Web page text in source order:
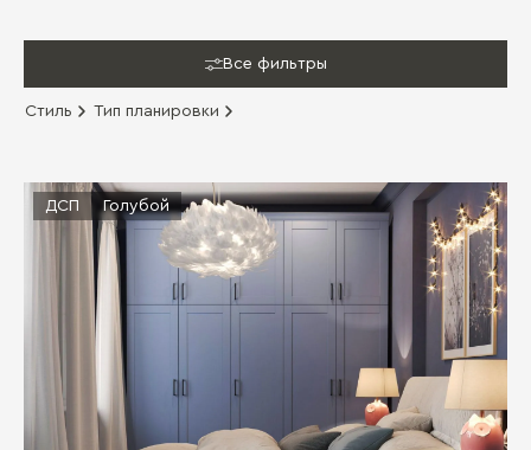
Все фильтры
Стиль Тип планировки
ДСП Голубой